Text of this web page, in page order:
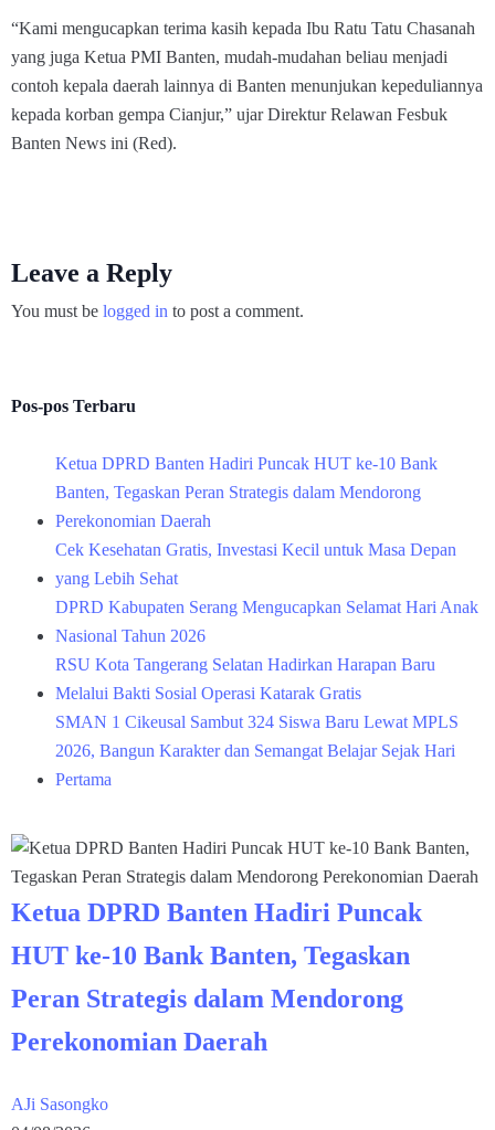
“Kami mengucapkan terima kasih kepada Ibu Ratu Tatu Chasanah
yang juga Ketua PMI Banten, mudah-mudahan beliau menjadi
contoh kepala daerah lainnya di Banten menunjukan kepeduliannya
kepada korban gempa Cianjur,” ujar Direktur Relawan Fesbuk
Banten News ini (Red).
Leave a Reply
You must be logged in to post a comment.
Pos-pos Terbaru
Ketua DPRD Banten Hadiri Puncak HUT ke-10 Bank
Banten, Tegaskan Peran Strategis dalam Mendorong
Perekonomian Daerah
Cek Kesehatan Gratis, Investasi Kecil untuk Masa Depan
yang Lebih Sehat
DPRD Kabupaten Serang Mengucapkan Selamat Hari Anak
Nasional Tahun 2026
RSU Kota Tangerang Selatan Hadirkan Harapan Baru
Melalui Bakti Sosial Operasi Katarak Gratis
SMAN 1 Cikeusal Sambut 324 Siswa Baru Lewat MPLS
2026, Bangun Karakter dan Semangat Belajar Sejak Hari
Pertama
Ketua DPRD Banten Hadiri Puncak
HUT ke-10 Bank Banten, Tegaskan
Peran Strategis dalam Mendorong
Perekonomian Daerah
AJi Sasongko